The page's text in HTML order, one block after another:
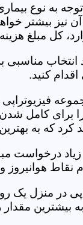
توجه به نوع
آن نیز بیشتر
کل مبلغ
انتخاب
کنید.
فیزیوتراپی
را برای کامل
کرد که به
زیاد
نقاط
در منزل
بیشترین